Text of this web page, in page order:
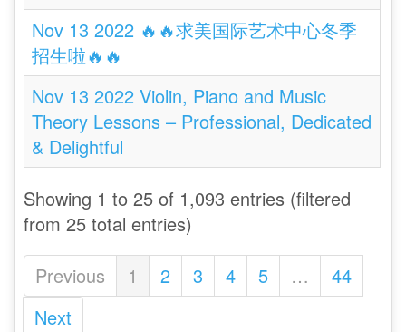
Nov 13 2022 🔥🔥求美国际艺术中心冬季
招生啦🔥🔥
Nov 13 2022 Violin, Piano and Music
Theory Lessons – Professional, Dedicated
& Delightful
Showing 1 to 25 of 1,093 entries (filtered
from 25 total entries)
Previous
1 2 3 4 5 …
44
Next